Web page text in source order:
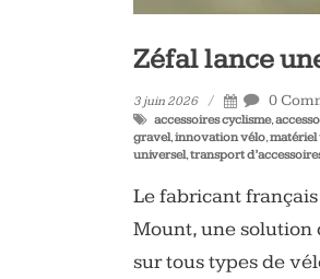
Zéfal lance
3 juin 2026 0
accessoires cyclisme,
gravel,innovation vélo,matériel
universel,transport
Le fabricant
Mount, une solution
sur tous types de